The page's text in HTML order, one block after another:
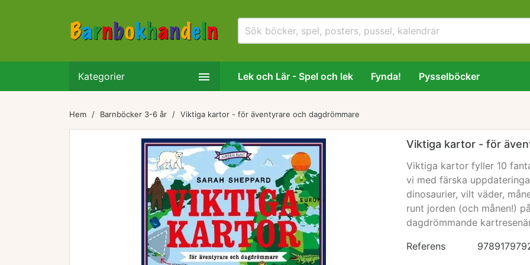
Kategorier  Lek och Lär - Spel och lek Fynda! Pysselböcker
Hem Barnböcker 3-6 år Viktiga kartor - för äventyrare och dagdrömmare
Viktiga kartor - för
Viktiga kartor fyller 10
vi med färska
dinosaurier, vilt väder,
runt jorden (och månen!)
dagdrömmande
Referens